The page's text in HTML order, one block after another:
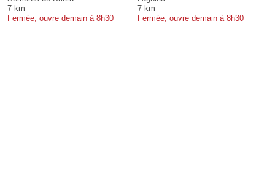
7 km
Fermée, ouvre demain à 8h30
7 km
Fermée, ouvre demain à 8h30